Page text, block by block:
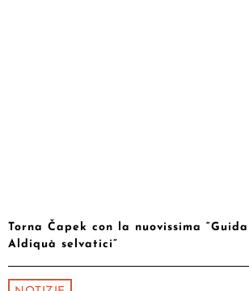
Torna Čapek con la nuovissima
Aldiquà selvatici”